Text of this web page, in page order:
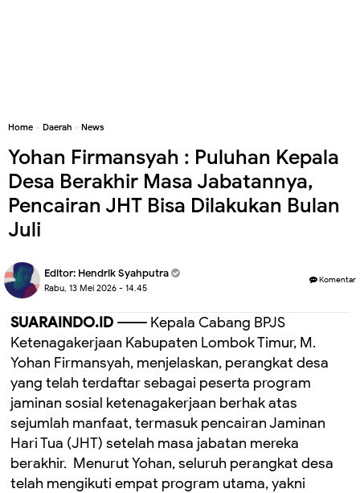
Home » Daerah » News
Yohan Firmansyah : Puluhan Kepala
Desa Berakhir Masa Jabatannya,
Pencairan JHT Bisa Dilakukan Bulan
Juli
Editor: Hendrik Syahputra
Rabu, 13 Mei 2026 - 14.45
Komentar
SUARAINDO.ID ------ Kepala Cabang BPJS
Ketenagakerjaan Kabupaten Lombok Timur, M.
Yohan Firmansyah, menjelaskan, perangkat desa
yang telah terdaftar sebagai peserta program
jaminan sosial ketenagakerjaan berhak atas
sejumlah manfaat, termasuk pencairan Jaminan
Hari Tua (JHT) setelah masa jabatan mereka
berakhir. ‎ ‎Menurut Yohan, seluruh perangkat desa
telah mengikuti empat program utama, yakni